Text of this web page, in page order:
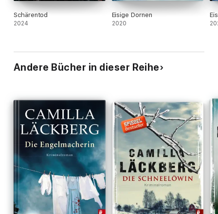
Schärentod
2024
Eisige Dornen
2020
Andere Bücher in dieser Reihe